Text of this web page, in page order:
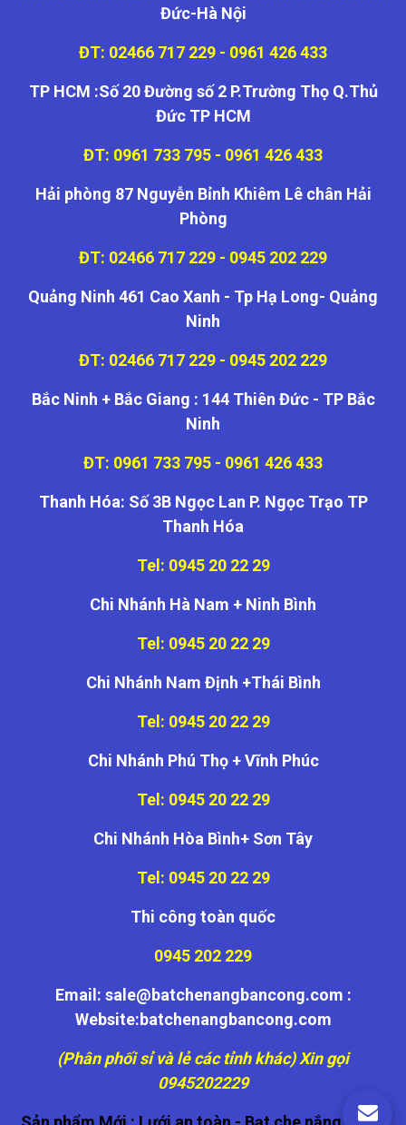
Đức-Hà Nội
ĐT: 02466 717 229 - 0961 426 433
TP HCM :Số 20 Đường số 2 P.Trường Thọ Q.Thủ
Đức TP HCM
ĐT: 0961 733 795 - 0961 426 433
Hải phòng 87 Nguyễn Bỉnh Khiêm Lê chân Hải
Phòng
ĐT: 02466 717 229 - 0945 202 229
Quảng Ninh 461 Cao Xanh - Tp Hạ Long- Quảng
Ninh
ĐT: 02466 717 229 - 0945 202 229
Bắc Ninh + Bắc Giang : 144 Thiên Đức - TP Bắc
Ninh
ĐT: 0961 733 795 - 0961 426 433
Thanh Hóa: Số 3B Ngọc Lan P. Ngọc Trạo TP
Thanh Hóa
Tel: 0945 20 22 29
Chi Nhánh Hà Nam + Ninh Bình
Tel: 0945 20 22 29
Chi Nhánh Nam Định +Thái Bình
Tel: 0945 20 22 29
Chi Nhánh Phú Thọ + Vĩnh Phúc
Tel: 0945 20 22 29
Chi Nhánh Hòa Bình+ Sơn Tây
Tel: 0945 20 22 29
Thi công toàn quốc
0945 202 229
Email: sale@batchenangbancong.com :
Website:batchenangbancong.com
(Phân phối sỉ và lẻ các tỉnh khác) Xin gọi
0945202229